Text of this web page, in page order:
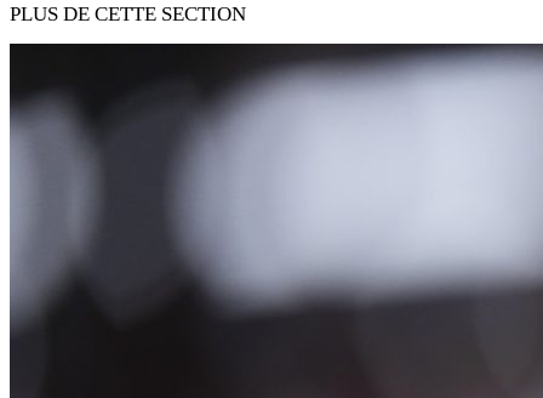
PLUS DE CETTE SECTION